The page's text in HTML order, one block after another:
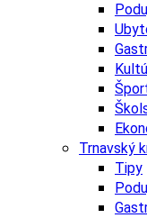
Trnavský
Tipy